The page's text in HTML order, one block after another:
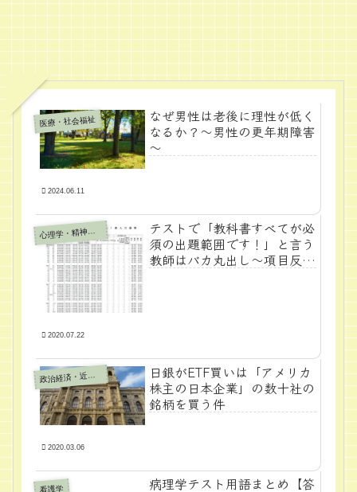
医療・社会福祉
なぜ男性は老後に理性が低く
なるか？～男性の更年期障害
～
2024.06.11
心
理学・精神医学
テストで「教科書すべてが必
須の出題範囲です！」と言う
教師はバカ丸出し～項目反応
2020.07.22
政
治経済・近代学問
日銀がETF買いは「アメリカ
株主の日本企業」の数十社の
銘柄を買う件
2020.03.06
看護学
病理学テスト用語まとめ【答